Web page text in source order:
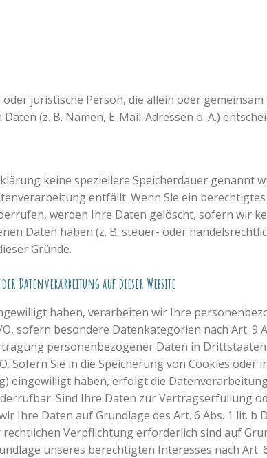
juristische Person, die allein oder
(z. B. Namen, E-Mail-Adressen o. Ä.)
keine speziellere Speicherdauer genannt
entfällt. Wenn Sie ein
werden Ihre Daten gelöscht, sofern wir
Daten haben (z. B. steuer- oder
Gründe.
Datenverarbeitung auf dieser Website
haben, verarbeiten wir Ihre
sofern besondere Datenkategorien nach Art. 9
personenbezogener Daten in
Sofern Sie in die Speicherung von Cookies
eingewilligt haben, erfolgt die
Sind Ihre Daten zur Vertragserfüllung
Ihre Daten auf Grundlage des Art. 6 Abs. 1 lit. b
Verpflichtung erforderlich sind auf
unseres berechtigten Interesses nach Art.